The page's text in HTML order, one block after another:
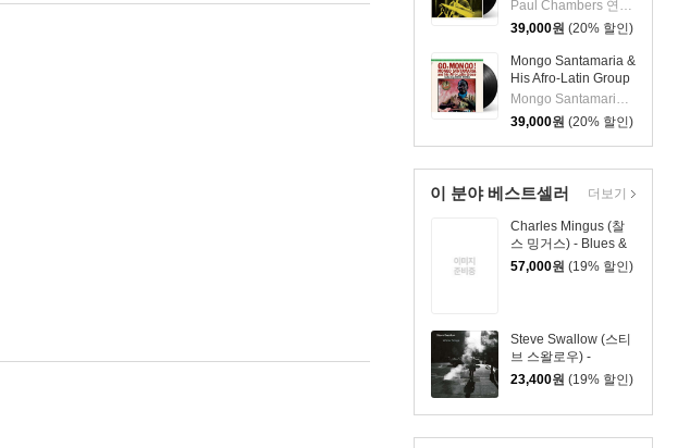
인) - A Jazz
Delegation From the
East: Chamber's
Music [LP]
Paul Chambers 연주 외 1명
39,000원 (20% 할인)
Mongo Santamaria &
His Afro-Latin Group
(몽고 산타마리아 &
히스 아프로 라틴 그
룹) - Go Mongo!
(Feat. Chick Corea)
[LP]
Mongo Santamaria 연주
39,000원 (20% 할인)
이 분야 베스트셀러
Charles Mingus (찰
스 밍거스) - Blues &
Roots [LP]
57,000원 (19% 할인)
Steve Swallow (스티
브 스왈로우) -
WINTER SONGS
23,400원 (19% 할인)
더보기